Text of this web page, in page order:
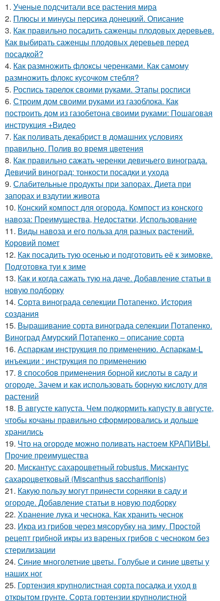
1. Ученые подсчитали все растения мира
2. Плюсы и минусы персика донецкий. Описание
3. Как правильно посадить саженцы плодовых деревьев.
Как выбирать саженцы плодовых деревьев перед
посадкой?
4. Как размножить флоксы черенками. Как самому
размножить флокс кусочком стебля?
5. Роспись тарелок своими руками. Этапы росписи
6. Строим дом своими руками из газоблока. Как
построить дом из газобетона своими руками: Пошаговая
инструкция +Видео
7. Как поливать декабрист в домашних условиях
правильно. Полив во время цветения
8. Как правильно сажать черенки девичьего винограда.
Девичий виноград: тонкости посадки и ухода
9. Слабительные продукты при запорах. Диета при
запорах и вздутии живота
10. Конский компост для огорода. Компост из конского
навоза: Преимущества, Недостатки, Использование
11. Виды навоза и его польза для разных растений.
Коровий помет
12. Как посадить тую осенью и подготовить её к зимовке.
Подготовка туи к зиме
13. Как и когда сажать тую на даче. Добавление статьи в
новую подборку
14. Сорта винограда селекции Потапенко. История
создания
15. Выращивание сорта винограда селекции Потапенко.
Виноград Амурский Потапенко – описание сорта
16. Аспаркам инструкция по применению. Аспаркам-L
инъекции : инструкция по применению
17. 8 способов применения борной кислоты в саду и
огороде. Зачем и как использовать борную кислоту для
растений
18. В августе капуста. Чем подкормить капусту в августе,
чтобы кочаны правильно сформировались и дольше
хранились
19. Что на огороде можно поливать настоем КРАПИВЫ.
Прочие преимущества
20. Мискантус сахароцветный robustus. Мискантус
сахароцветковый (Miscanthus sacchariflonis)
21. Какую пользу могут принести сорняки в саду и
огороде. Добавление статьи в новую подборку
22. Хранение лука и чеснока. Как хранить чеснок
23. Икра из грибов через мясорубку на зиму. Простой
рецепт грибной икры из вареных грибов с чесноком без
стерилизации
24. Синие многолетние цветы. Голубые и синие цветы у
наших ног
25. Гортензия крупнолистная сорта посадка и уход в
открытом грунте. Сорта гортензии крупнолистной